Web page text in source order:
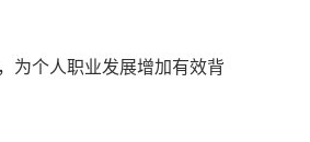
为个人职业发展增加有效背